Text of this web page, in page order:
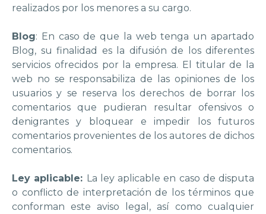
realizados por los menores a su cargo.
Blog: En caso de que la web tenga un apartado
Blog, su finalidad es la difusión de los diferentes
servicios ofrecidos por la empresa. El titular de la
web no se responsabiliza de las opiniones de los
usuarios y se reserva los derechos de borrar los
comentarios que pudieran resultar ofensivos o
denigrantes y bloquear e impedir los futuros
comentarios provenientes de los autores de dichos
comentarios.
Ley aplicable: La ley aplicable en caso de disputa
o conflicto de interpretación de los términos que
conforman este aviso legal, así como cualquier